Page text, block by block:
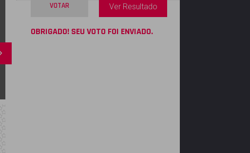
VOTAR Ver Resultado
OBRIGADO! SEU VOTO FOI ENVIADO.